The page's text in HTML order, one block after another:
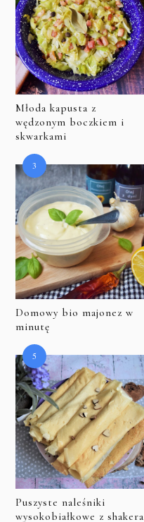
Młoda kapusta z
wędzonym boczkiem i
skwarkami
Domowy bio majonez w
minutę
Puszyste naleśniki
wysokobiałkowe z shakera